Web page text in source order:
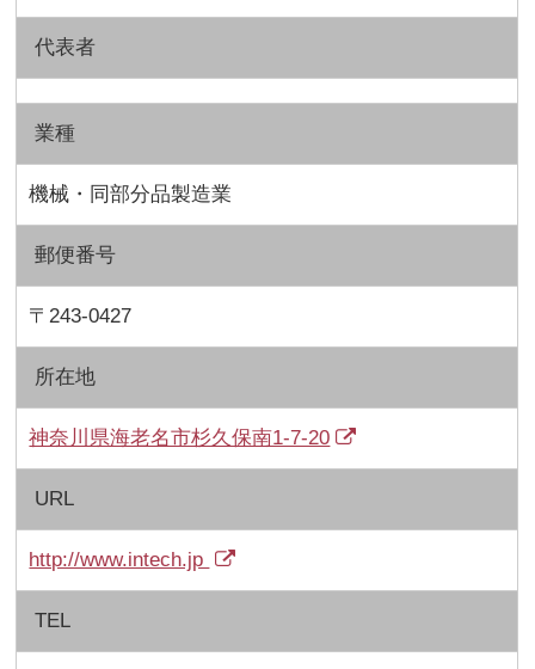
代表者
業種
機械・同部分品製造業
郵便番号
〒243-0427
所在地
神奈川県海老名市杉久保南1-7-20
URL
http://www.intech.jp
TEL